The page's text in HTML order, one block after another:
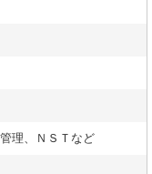
理、ＮＳＴなど